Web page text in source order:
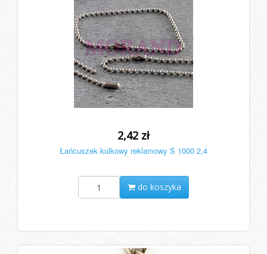
2,42 zł
Łańcuszek kulkowy reklamowy S 1000 2,4
do koszyka